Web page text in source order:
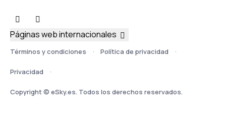
Términos y condiciones Política de privacidad
Privacidad
Copyright © eSky.es. Todos los derechos reservados.
Páginas web internacionales